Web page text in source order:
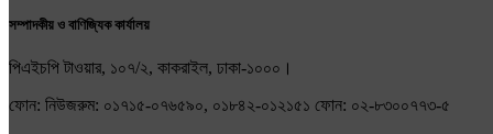
সম্পাদকীয় ও বাণিজ্যিক কার্যালয়
পিএইচপি টাওয়ার, ১০৭/২, কাকরাইল, ঢাকা-১০০০।
ফোন: নিউজরুম: ০১৭১৫-০৭৬৫৯০, ০১৮৪২-০১২১৫১ ফোন: ০২-৮৩০০৭৭৩-৫